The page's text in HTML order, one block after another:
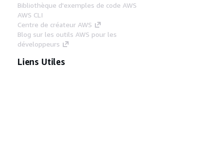
Bibliothèque d'exemples de code AWS
AWS CLI
Centre de créateur AWS
Blog sur les outils AWS pour les
développeurs
Liens Utiles